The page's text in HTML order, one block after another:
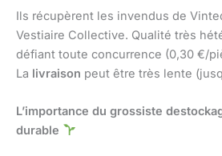
Ils récupèrent les invendus de
Vestiaire Collective. Qualité très
défiant toute concurrence (0,30 €/
La livraison peut être très lente
L’importance du grossiste
durable